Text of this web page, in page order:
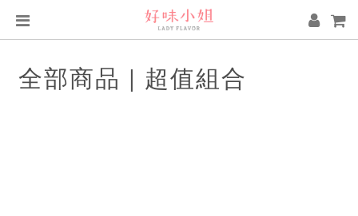
全部商品 | 超值組合